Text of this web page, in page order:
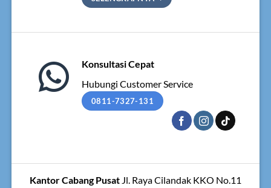
Konsultasi Cepat
Hubungi Customer Service
0811-7327-131
Kantor Cabang Pusat Jl. Raya Cilandak KKO No.11